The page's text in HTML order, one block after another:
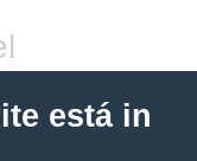
está in